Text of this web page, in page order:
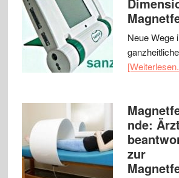
Neue Wege
nde:
zur